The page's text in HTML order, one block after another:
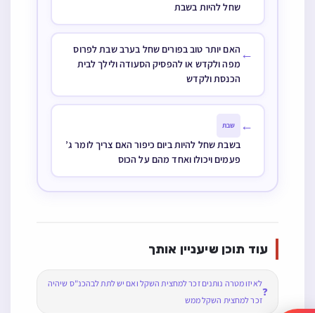
שחל להיות בשבת
← האם יותר טוב בפורים שחל בערב שבת לפרוס
מפה ולקדש או להפסיק הסעודה ולילך לבית
הכנסת ולקדש
← שבת
בשבת שחל להיות ביום כיפור האם צריך לומר ג’
פעמים ויכולו ואחד מהם על הכוס
עוד תוכן שיעניין אותך
❓
לאיזו מטרה נותנים זכר למחצית השקל ואם יש לתת לבהכנ"ס שיהיה
זכר למחצית השקל ממש